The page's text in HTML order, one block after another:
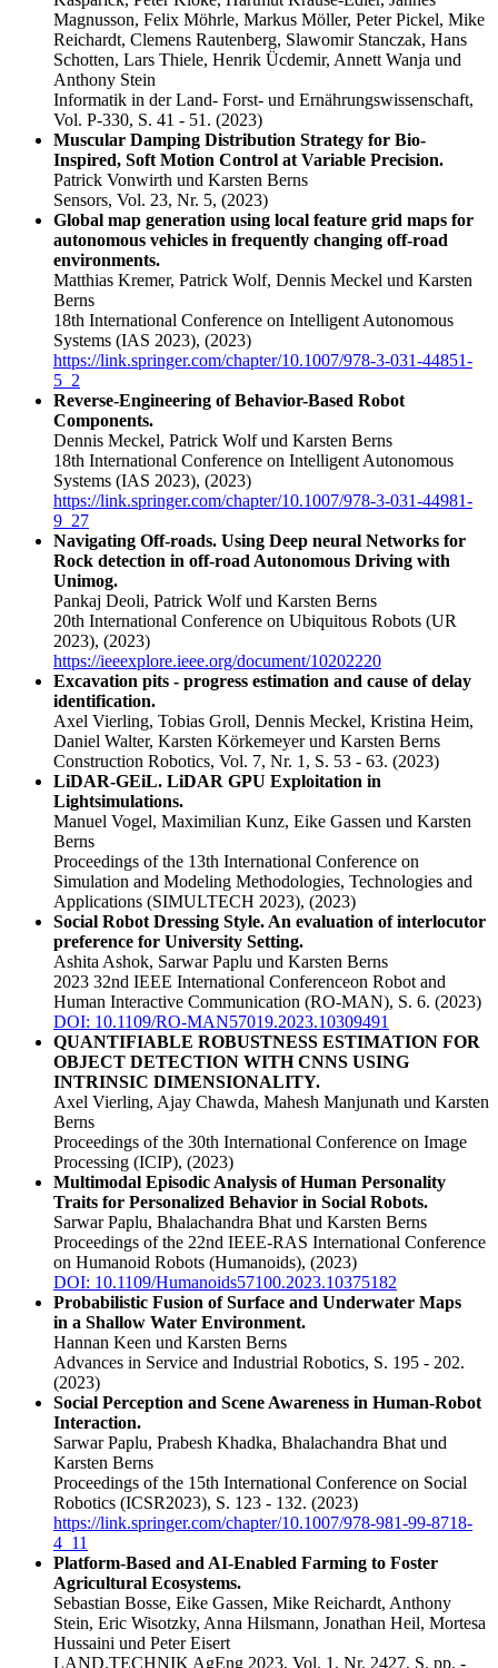
Magnusson, Felix Möhrle, Markus Möller, Peter Pickel, Mike
Reichardt, Clemens Rautenberg, Slawomir Stanczak, Hans
Schotten, Lars Thiele, Henrik Ücdemir, Annett Wanja und
Anthony Stein
Informatik in der Land- Forst- und Ernährungswissenschaft,
Vol. P-330, S. 41 - 51. (2023)
Muscular Damping Distribution Strategy for Bio-
Inspired, Soft Motion Control at Variable Precision.
Patrick Vonwirth und Karsten Berns
Sensors, Vol. 23, Nr. 5, (2023)
Global map generation using local feature grid maps for
autonomous vehicles in frequently changing off-road
environments.
Matthias Kremer, Patrick Wolf, Dennis Meckel und Karsten
Berns
18th International Conference on Intelligent Autonomous
Systems (IAS 2023), (2023)
https://link.springer.com/chapter/10.1007/978-3-031-44851-
5_2
Reverse-Engineering of Behavior-Based Robot
Components.
Dennis Meckel, Patrick Wolf und Karsten Berns
18th International Conference on Intelligent Autonomous
Systems (IAS 2023), (2023)
https://link.springer.com/chapter/10.1007/978-3-031-44981-
9_27
Navigating Off-roads. Using Deep neural Networks for
Rock detection in off-road Autonomous Driving with
Unimog.
Pankaj Deoli, Patrick Wolf und Karsten Berns
20th International Conference on Ubiquitous Robots (UR
2023), (2023)
https://ieeexplore.ieee.org/document/10202220
Excavation pits - progress estimation and cause of delay
identification.
Axel Vierling, Tobias Groll, Dennis Meckel, Kristina Heim,
Daniel Walter, Karsten Körkemeyer und Karsten Berns
Construction Robotics, Vol. 7, Nr. 1, S. 53 - 63. (2023)
LiDAR-GEiL. LiDAR GPU Exploitation in
Lightsimulations.
Manuel Vogel, Maximilian Kunz, Eike Gassen und Karsten
Berns
Proceedings of the 13th International Conference on
Simulation and Modeling Methodologies, Technologies and
Applications (SIMULTECH 2023), (2023)
Social Robot Dressing Style. An evaluation of interlocutor
preference for University Setting.
Ashita Ashok, Sarwar Paplu und Karsten Berns
2023 32nd IEEE International Conferenceon Robot and
Human Interactive Communication (RO-MAN), S. 6. (2023)
DOI: 10.1109/RO-MAN57019.2023.10309491
QUANTIFIABLE ROBUSTNESS ESTIMATION FOR
OBJECT DETECTION WITH CNNS USING
INTRINSIC DIMENSIONALITY.
Axel Vierling, Ajay Chawda, Mahesh Manjunath und Karsten
Berns
Proceedings of the 30th International Conference on Image
Processing (ICIP), (2023)
Multimodal Episodic Analysis of Human Personality
Traits for Personalized Behavior in Social Robots.
Sarwar Paplu, Bhalachandra Bhat und Karsten Berns
Proceedings of the 22nd IEEE-RAS International Conference
on Humanoid Robots (Humanoids), (2023)
DOI: 10.1109/Humanoids57100.2023.10375182
Probabilistic Fusion of Surface and Underwater Maps
in a Shallow Water Environment.
Hannan Keen und Karsten Berns
Advances in Service and Industrial Robotics, S. 195 - 202.
(2023)
Social Perception and Scene Awareness in Human-Robot
Interaction.
Sarwar Paplu, Prabesh Khadka, Bhalachandra Bhat und
Karsten Berns
Proceedings of the 15th International Conference on Social
Robotics (ICSR2023), S. 123 - 132. (2023)
https://link.springer.com/chapter/10.1007/978-981-99-8718-
4_11
Platform-Based and AI-Enabled Farming to Foster
Agricultural Ecosystems.
Sebastian Bosse, Eike Gassen, Mike Reichardt, Anthony
Stein, Eric Wisotzky, Anna Hilsmann, Jonathan Heil, Mortesa
Hussaini und Peter Eisert
LAND.TECHNIK AgEng 2023, Vol. 1, Nr. 2427, S. pp. -